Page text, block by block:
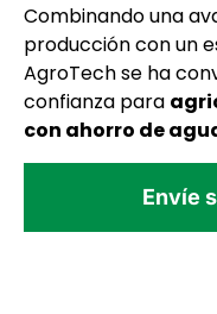
Combinando una
producción con un
AgroTech se ha
confianza para
con ahorro de
Envíe